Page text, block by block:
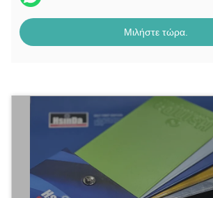
Μιλήστε τώρα.